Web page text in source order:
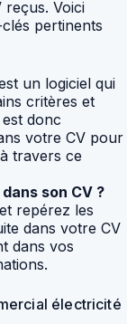
reçus. Voici
pertinents
un logiciel qui
critères et
donc
votre CV pour
travers ce
son CV ?
repérez les
dans votre CV
dans vos
électricité